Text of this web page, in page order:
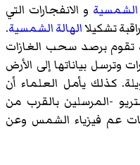
الشمسية و الانفجارات التي
تشكيلاالهالة الشمسية.
تقوم برصد سحب الغازات
وترسل بياناتها إلى الأرض
كذلك يأمل العلماء أن
-المرسلين بالقرب من
عم فيزياء الشمس وعن